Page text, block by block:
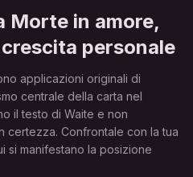
Morte in amore,
personale
applicazioni originali di
centrale della carta nel
il testo di Waite e non
certezza. Confrontale con la tua
si manifestano la posizione